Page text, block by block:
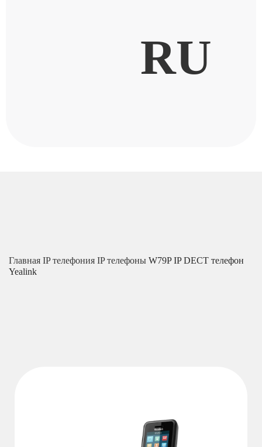
RU
Главная IP телефония IP телефоны W79P IP DECT телефон
Yealink